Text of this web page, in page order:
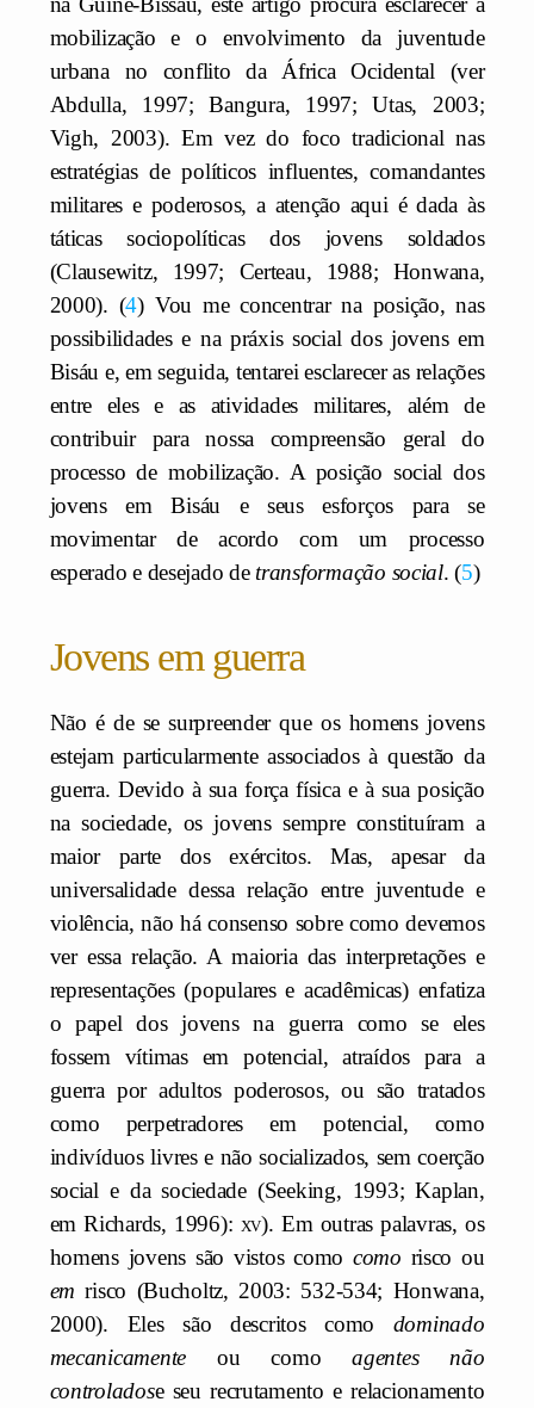
mobilização e o envolvimento da juventude
urbana no conflito da África Ocidental (ver
Abdulla, 1997; Bangura, 1997; Utas, 2003;
Vigh, 2003). Em vez do foco tradicional nas
estratégias de políticos influentes, comandantes
militares e poderosos, a atenção aqui é dada às
táticas sociopolíticas dos jovens soldados
(Clausewitz, 1997; Certeau, 1988; Honwana,
2000).
4 Vou me concentrar na posição, nas
possibilidades e na práxis social dos jovens em
Bisáu e, em seguida, tentarei esclarecer as relações
entre eles e as atividades militares, além de
contribuir para nossa compreensão geral do
processo de mobilização. A posição social dos
jovens em Bisáu e seus esforços para se
movimentar de acordo com um processo
esperado e desejado de transformação social. 5
Jovens em guerra
Não é de se surpreender que os homens jovens
estejam particularmente associados à questão da
guerra. Devido à sua força física e à sua posição
na sociedade, os jovens sempre constituíram a
maior parte dos exércitos. Mas, apesar da
universalidade dessa relação entre juventude e
violência, não há consenso sobre como devemos
ver essa relação. A maioria das interpretações e
representações (populares e acadêmicas) enfatiza
o papel dos jovens na guerra como se eles
fossem vítimas em potencial, atraídos para a
guerra por adultos poderosos, ou são tratados
como perpetradores em potencial, como
indivíduos livres e não socializados, sem coerção
social e da sociedade (Seeking, 1993; Kaplan,
em Richards, 1996): xv). Em outras palavras, os
homens jovens são vistos como como risco ou
em risco (Bucholtz, 2003: 532-534; Honwana,
2000). Eles são descritos como dominado
mecanicamente ou comoagentes não
controladose seu recrutamento e relacionamento